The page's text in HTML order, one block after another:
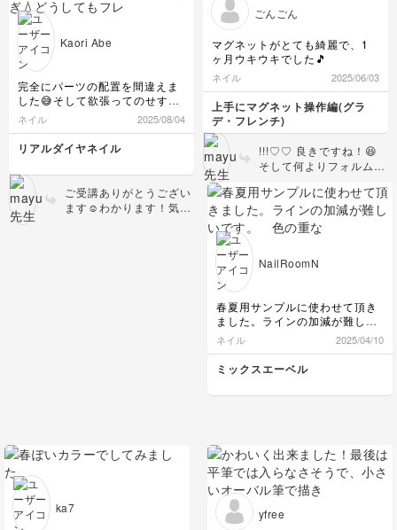
Kaori Abe
完全にパーツの配置を間違えま
した😅そして欲張ってのせすぎ
💧どうしてもフレンチにのせた
くて…色々渋滞です💧のせてい
る時、パーツの乱反射で訳がわ
からなくなってしまいまし
ネイル 2025/08/04
リアルダイヤネイル
ご受講ありがとうござい
ます☺️わかります！気を
ごんごん
マグネットがとても綺麗で、1
ヶ月ウキウキでした🎵
ネイル 2025/06/03
上手にマグネット操作編(グラ
デ・フレンチ)
!!!♡♡ 良きですね！😆
そして何よりフォルム・
麗です👌 ご受講ありが
とうございました♡
NailRoomN
春夏用サンプルに使わせて頂き
ました。ラインの加減が難しい
です。 色の重なりが綺麗なの
で、色変え頼まれた時上手く即
興でできるか不安なアートなの
で、このままの色を推していき
ネイル 2025/04/10
ミックスエーベル
ka7 yfree